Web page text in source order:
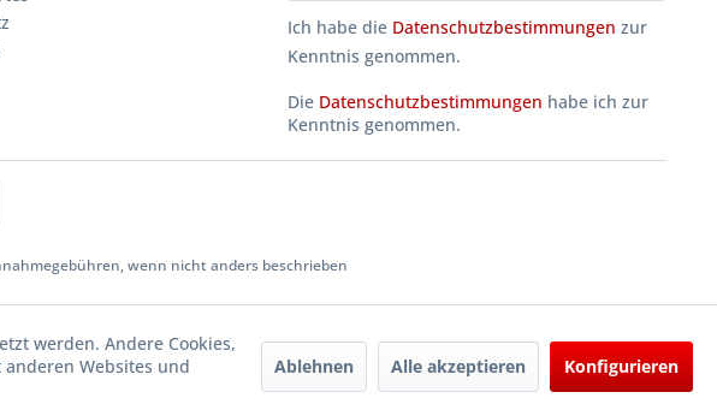
Ich habe die Datenschutzbestimmungen zur
Kenntnis genommen.
Die Datenschutzbestimmungen habe ich zur
Kenntnis genommen.
wenn nicht anders beschrieben
werden. Andere Cookies,
Websites und
Ablehnen Alle akzeptieren Konfigurieren